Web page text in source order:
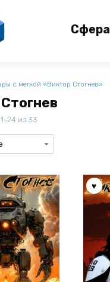
Сфера
с меткой «Виктор Стогнев»
из 33